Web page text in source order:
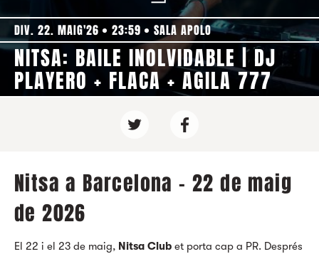
DIV. 22. MAIG'26 23:59 SALA APOLO
NITSA: BAILE INOLVIDABLE | DJ
PLAYERO + FLACA + AGILA 777
Nitsa a Barcelona - 22 de maig
de 2026
El 22 i el 23 de maig, Nitsa Club et porta cap a PR. Després